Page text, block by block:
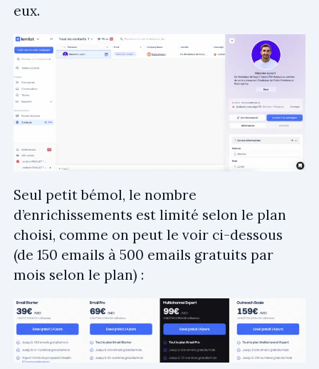
eux.
Seul petit bémol, le nombre
d’enrichissements est limité selon le plan
choisi, comme on peut le voir ci-dessous
(de 150 emails à 500 emails gratuits par
mois selon le plan) :